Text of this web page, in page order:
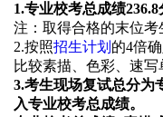
1.专业校考总成绩236.8
注： 取得合格的末位考
2.按照招生计划 的4倍
比较素描、色彩、速写
3.考生现场复试总分为
入专业校考总成绩。